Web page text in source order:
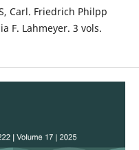
Carl. Friedrich Philpp
F. Lahmeyer. 3 vols.